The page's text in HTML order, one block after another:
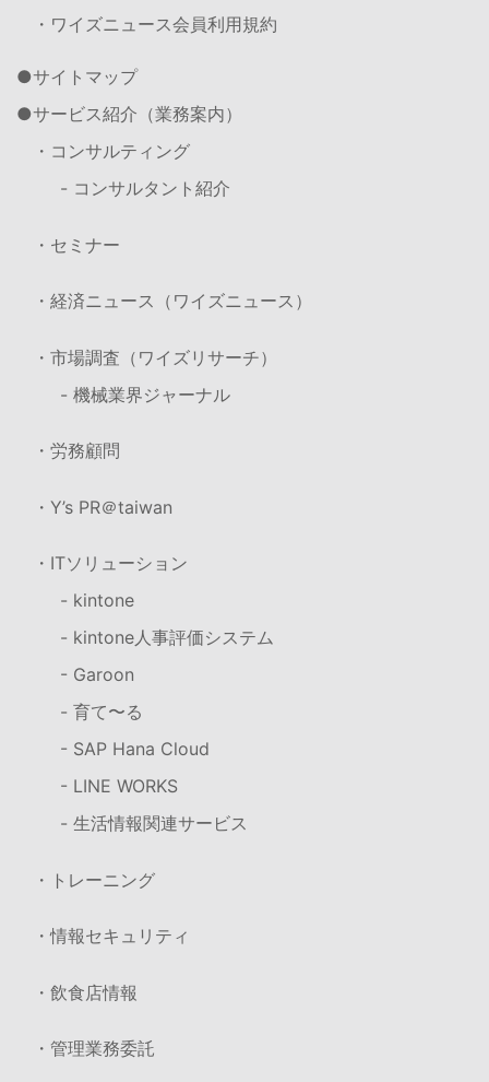
・ワイズニュース会員利用規約
サイトマップ
サービス紹介（業務案内）
・コンサルティング
- コンサルタント紹介
・セミナー
・経済ニュース（ワイズニュース）
・市場調査（ワイズリサーチ）
- 機械業界ジャーナル
・労務顧問
・Y’s PR＠taiwan
・ITソリューション
- kintone
- kintone人事評価システム
- Garoon
- 育て〜る
- SAP Hana Cloud
- LINE WORKS
- 生活情報関連サービス
・トレーニング
・情報セキュリティ
・飲食店情報
・管理業務委託